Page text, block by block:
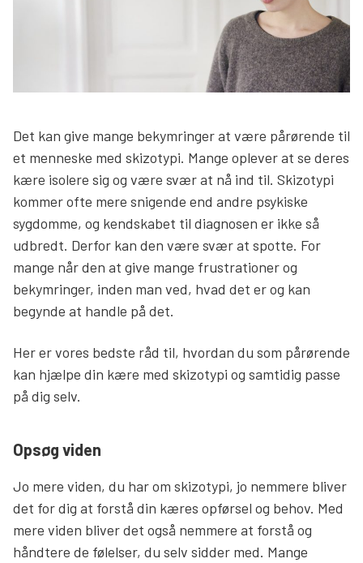
Det kan give mange bekymringer at være pårørende til
et menneske med skizotypi. Mange oplever at se deres
kære isolere sig og være svær at nå ind til. Skizotypi
kommer ofte mere snigende end andre psykiske
sygdomme, og kendskabet til diagnosen er ikke så
udbredt. Derfor kan den være svær at spotte. For
mange når den at give mange frustrationer og
bekymringer, inden man ved, hvad det er og kan
begynde at handle på det.
Her er vores bedste råd til, hvordan du som pårørende
kan hjælpe din kære med skizotypi og samtidig passe
på dig selv.
Opsøg viden
Jo mere viden, du har om skizotypi, jo nemmere bliver
det for dig at forstå din kæres opførsel og behov. Med
mere viden bliver det også nemmere at forstå og
håndtere de følelser, du selv sidder med. Mange